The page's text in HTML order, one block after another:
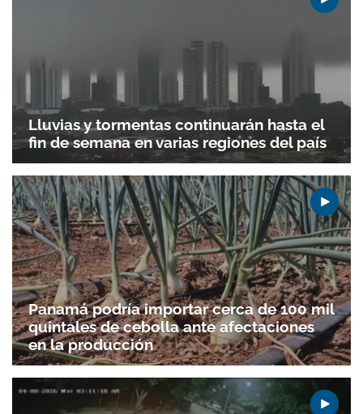
Lluvias y tormentas continuarán hasta el
fin de semana en varias regiones del país
Panamá podría importar cerca de 100 mil
quintales de cebolla ante afectaciones
en la producción